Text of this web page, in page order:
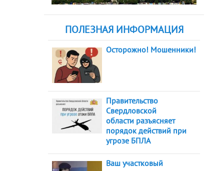
ПОЛЕЗНАЯ ИНФОРМАЦИЯ
Осторожно! Мошенники!
Правительство
Свердловской
области разъясняет
порядок действий при
угрозе БПЛА
Ваш участковый